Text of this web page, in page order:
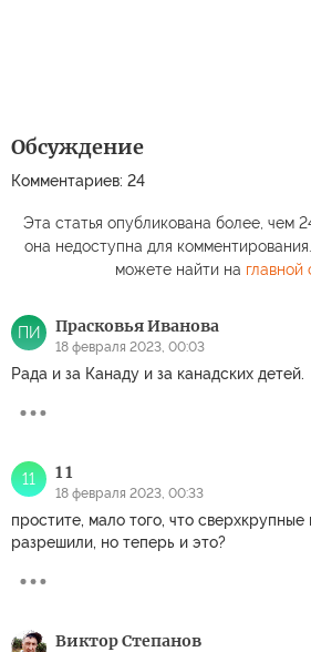
Обсуждение
Комментариев: 24
Эта статья опубликована более, чем
она недоступна для
можете найти на главной
ПИ Прасковья Иванова
18 февраля 2023, 00:03
Рада и за Канаду и за канадских детей.
11 1 1
18 февраля 2023, 00:33
простите, мало того, что
разрешили, но теперь и это?
Виктор Степанов